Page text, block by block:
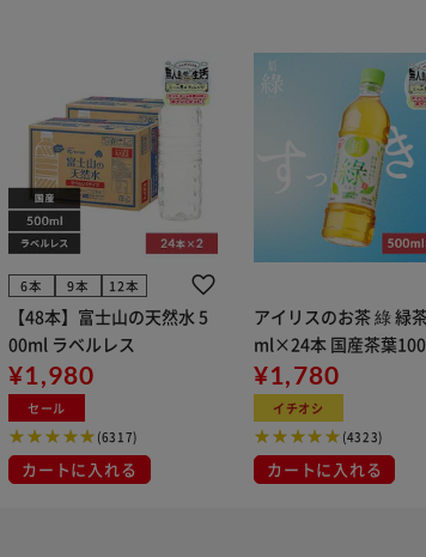
6本 9本 12本
【48本】富士山の天然水 5
00ml ラベルレス
¥1,980
セール
(6317)
カートに入れる
アイリスのお茶 綠 緑
ml×24本 国産茶葉
用
¥1,780
イチオシ
(4323)
カートに入れる